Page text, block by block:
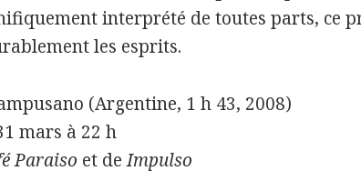
interprété de toutes parts, ce
les esprits.
(Argentine, 1 h 43, 2008)
mars à 22 h
Paraiso et deImpulso